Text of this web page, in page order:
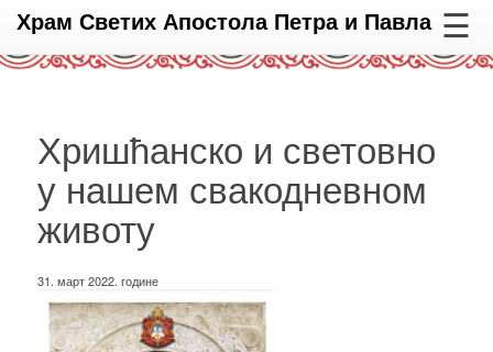
Храм Светих Апостола Петра и Павла ☰
Хришћанско и световно
у нашем свакодневном
животу
31. март 2022. године